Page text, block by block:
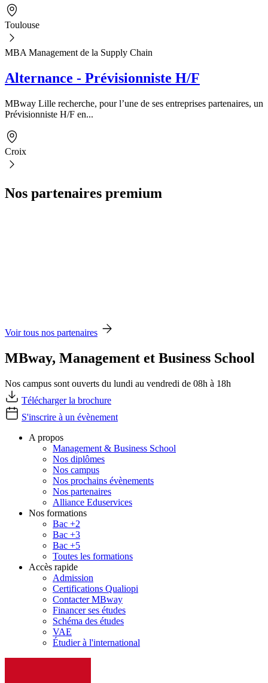
Toulouse
MBA Management de la Supply Chain
Alternance - Prévisionniste H/F
MBway Lille recherche, pour l’une de ses entreprises partenaires, un
Prévisionniste H/F en...
Croix
Nos partenaires premium
Voir tous nos partenaires
MBway, Management et Business School
Nos campus sont ouverts du lundi au vendredi de 08h à 18h
Télécharger la brochure
S'inscrire à un évènement
A propos
Management & Business School
Nos diplômes
Nos campus
Nos prochains évènements
Nos partenaires
Alliance Eduservices
Nos formations
Bac +2
Bac +3
Bac +5
Toutes les formations
Accès rapide
Admission
Certifications Qualiopi
Contacter MBway
Financer ses études
Schéma des études
VAE
Étudier à l'international